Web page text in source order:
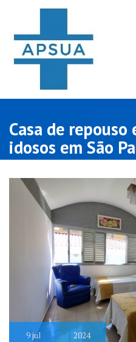
content
Casa de repouso
idosos em São
9jul 2024